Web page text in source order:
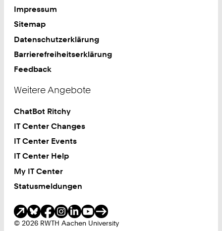
Impressum
Sitemap
Datenschutzerklärung
Barrierefreiheitserklärung
Feedback
Weitere Angebote
ChatBot Ritchy
IT Center Changes
IT Center Events
IT Center Help
My IT Center
Statusmeldungen
© 2026 RWTH Aachen University
Soziale Medien